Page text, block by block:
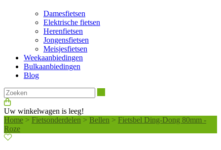
Damesfietsen
Elektrische fietsen
Herenfietsen
Jongensfietsen
Meisjesfietsen
Weekaanbiedingen
Bulkaanbiedingen
Blog
Uw winkelwagen is leeg!
Home > Fietsonderdelen > Bellen > Fietsbel Ding-Dong 80mm -
Roze